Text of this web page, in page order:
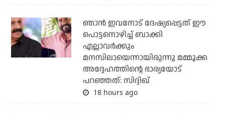
ഞാന്‍ ഇവനോട് ദേഷ്യപ്പെട്ടത് ഈ
പൊട്ടനൊഴിച്ച് ബാക്കി
എല്ലാവര്‍ക്കും
മനസിലായെന്നായിരുന്നു മമ്മൂക്ക
അദ്ദേഹത്തിന്റെ ഭാര്യയോട്
പറഞ്ഞത്: സിദ്ദിഖ്
18 hours ago